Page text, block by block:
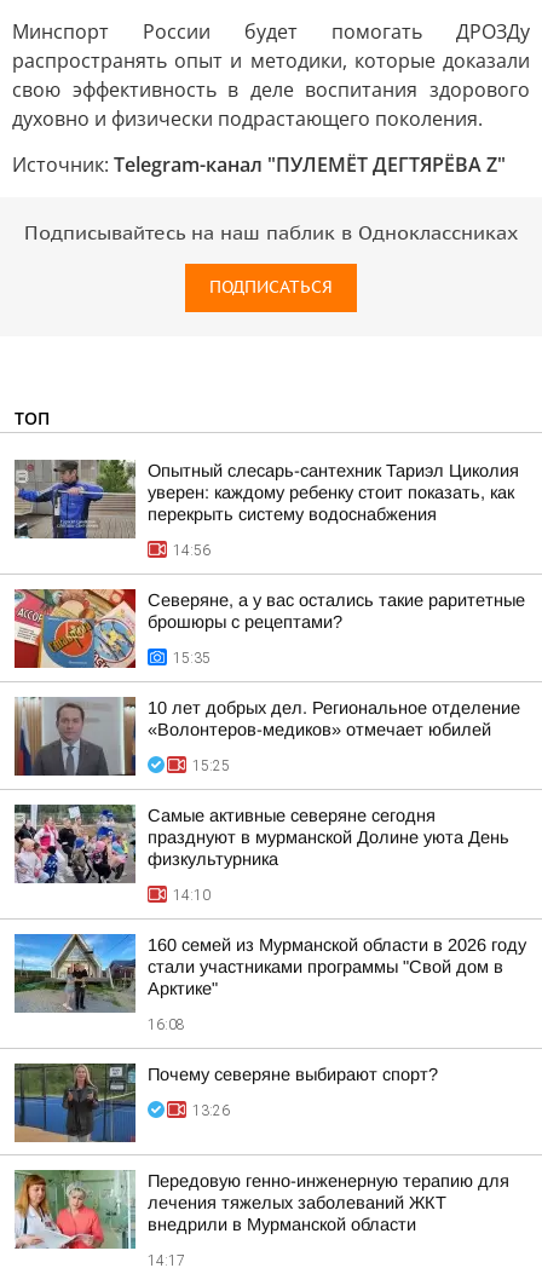
Минспорт России будет помогать ДРОЗДу
распространять опыт и методики, которые доказали
свою эффективность в деле воспитания здорового
духовно и физически подрастающего поколения.
Источник: Telegram-канал "ПУЛЕМЁТ ДЕГТЯРЁВА Z"
Подписывайтесь на наш паблик в Одноклассниках
ПОДПИСАТЬСЯ
ТОП
Опытный слесарь-сантехник Тариэл Циколия
уверен: каждому ребенку стоит показать, как
перекрыть систему водоснабжения
14:56
Северяне, а у вас остались такие раритетные
брошюры с рецептами?
15:35
10 лет добрых дел. Региональное отделение
«Волонтеров-медиков» отмечает юбилей
15:25
Самые активные северяне сегодня
празднуют в мурманской Долине уюта День
физкультурника
14:10
160 семей из Мурманской области в 2026 году
стали участниками программы "Свой дом в
Арктике"
16:08
Почему северяне выбирают спорт?
13:26
Передовую генно-инженерную терапию для
лечения тяжелых заболеваний ЖКТ
внедрили в Мурманской области
14:17